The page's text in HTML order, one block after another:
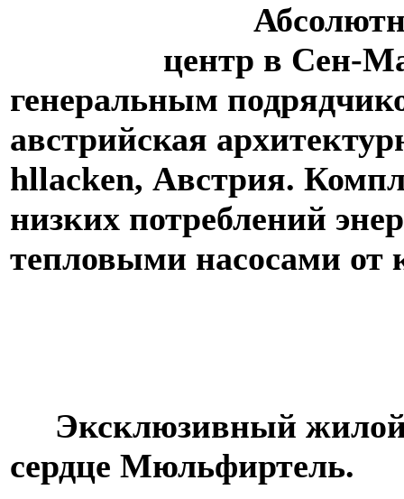
Абсолютно
центр в Сен-
генеральным
австрийская
hllacken, Австрия.
низких потреблений
тепловыми насосами от
Эксклюзивный жилой
сердце Мюльфиртель.